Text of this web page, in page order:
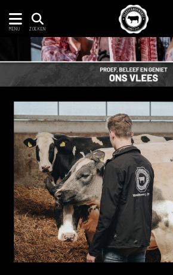
MENU ZOEKEN